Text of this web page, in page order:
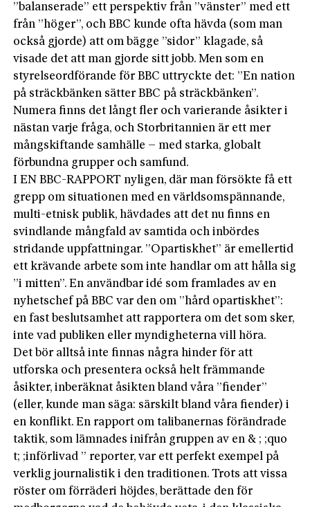
”balanserade” ett perspektiv från ”vänster” med ett
från ”höger”, och BBC kunde ofta hävda (som man
också gjorde) att om bägge ”sidor” klagade, så
visade det att man gjorde sitt jobb. Men som en
styrelseordförande för BBC uttryckte det: ”En nation
på sträckbänken sätter BBC på sträckbänken”.
Numera finns det långt fler och varierande åsikter i
nästan varje fråga, och Storbritannien är ett mer
mångskiftande samhälle – med starka, globalt
förbundna grupper och samfund.
I EN BBC-RAPPORT nyligen, där man försökte få ett
grepp om situationen med en världsomspännande,
multi-etnisk publik, hävdades att det nu finns en
svindlande mångfald av samtida och inbördes
stridande uppfattningar. ”Opartiskhet” är emellertid
ett krävande arbete som inte handlar om att hålla sig
”i mitten”. En användbar idé som framlades av en
nyhetschef på BBC var den om ”hård opartiskhet”:
en fast beslutsamhet att rapportera om det som sker,
inte vad publiken eller myndigheterna vill höra.
Det bör alltså inte finnas några hinder för att
utforska och presentera också helt främmande
åsikter, inberäknat åsikten bland våra ”fiender”
(eller, kunde man säga: särskilt bland våra fiender) i
en konflikt. En rapport om talibanernas förändrade
taktik, som lämnades inifrån gruppen av en & ; ;quo
t; ;införlivad ” reporter, var ett perfekt exempel på
verklig journalistik i den traditionen. Trots att vissa
röster om förräderi höjdes, berättade den för